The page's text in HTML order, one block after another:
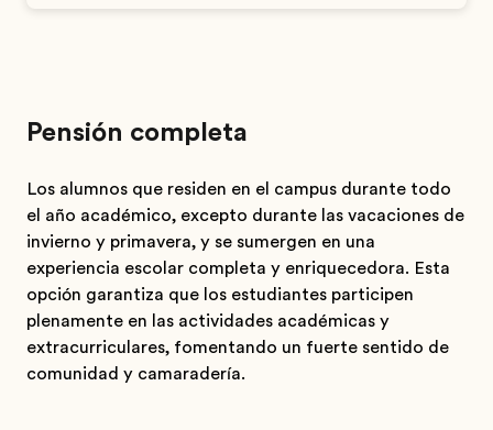
Pensión completa
Los alumnos que residen en el campus durante todo
el año académico, excepto durante las vacaciones de
invierno y primavera, y se sumergen en una
experiencia escolar completa y enriquecedora. Esta
opción garantiza que los estudiantes participen
plenamente en las actividades académicas y
extracurriculares, fomentando un fuerte sentido de
comunidad y camaradería.